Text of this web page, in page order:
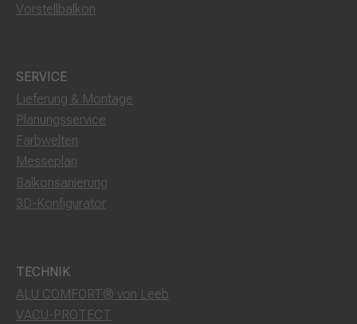
Vorstellbalkon
SERVICE
Lieferung & Montage
Planungsservice
Farbwelten
Messeplan
Balkonsanierung
3D-Konfigurator
TECHNIK
ALU COMFORT® von Leeb
VACU-PROTECT